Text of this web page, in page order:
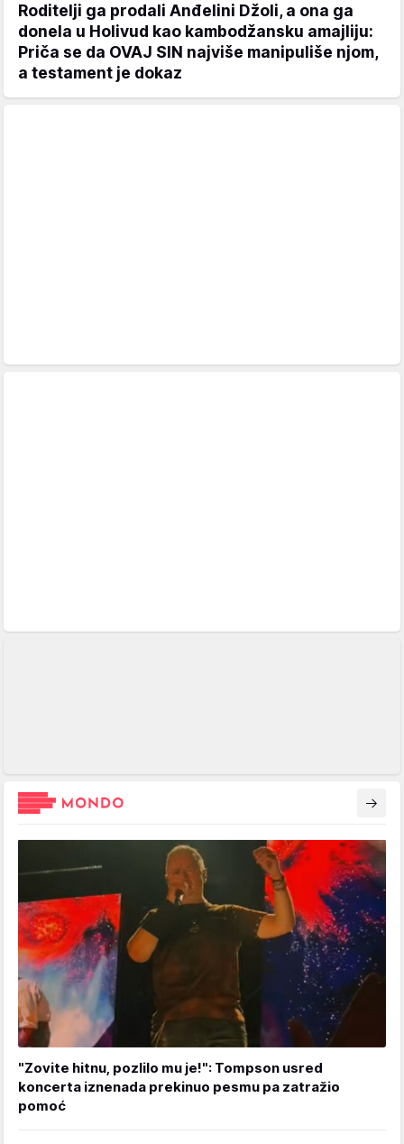
Roditelji ga prodali Anđelini Džoli, a ona ga
donela u Holivud kao kambodžansku amajliju:
Priča se da OVAJ SIN najviše manipuliše njom,
a testament je dokaz
"Zovite hitnu, pozlilo mu je!": Tompson usred
koncerta iznenada prekinuo pesmu pa zatražio
pomoć